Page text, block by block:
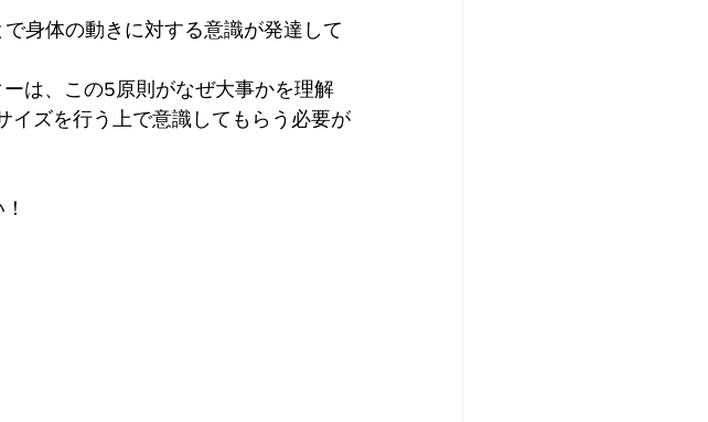
身体の動きに対する意識が発達して
は、この5原則がなぜ大事かを理解
イズを行う上で意識してもらう必要が